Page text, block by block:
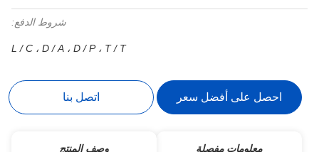
شروط الدفع:
L / C ، D / A ، D / P ، T / T
احصل على أفضل سعر اتصل بنا
معلومات مفصلة وصف المنتج